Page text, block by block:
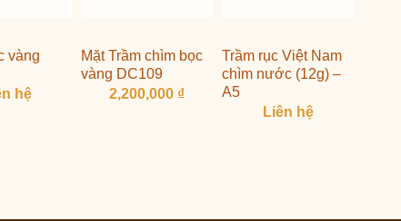
vàng
hệ
Mặt Trầm chìm bọc
vàng DC109
2,200,000 ₫
Trầm rục Việt Nam
chìm nước (12g) –
A5
Liên hệ